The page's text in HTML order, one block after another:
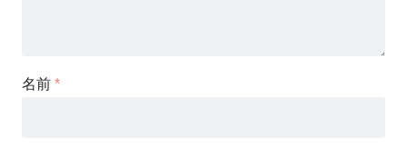
名前 *